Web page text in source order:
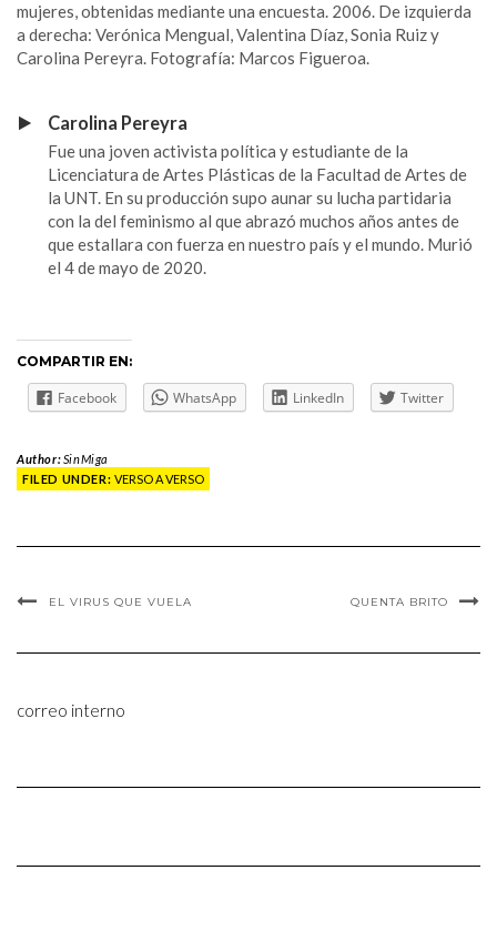
mujeres, obtenidas mediante una encuesta. 2006. De izquierda
a derecha: Verónica Mengual, Valentina Díaz, Sonia Ruiz y
Carolina Pereyra. Fotografía: Marcos Figueroa.
Carolina Pereyra
Fue una joven activista política y estudiante de la
Licenciatura de Artes Plásticas de la Facultad de Artes de
la UNT. En su producción supo aunar su lucha partidaria
con la del feminismo al que abrazó muchos años antes de
que estallara con fuerza en nuestro país y el mundo. Murió
el 4 de mayo de 2020.
COMPARTIR EN:
Facebook WhatsApp LinkedIn Twitter
Author:SinMiga
FILED UNDER: VERSO A VERSO
EL VIRUS QUE VUELA QUENTA BRITO
correo interno